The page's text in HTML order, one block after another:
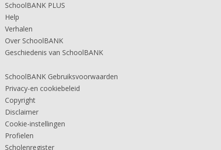
SchoolBANK PLUS
Help
Verhalen
Over SchoolBANK
Geschiedenis van SchoolBANK
SchoolBANK Gebruiksvoorwaarden
Privacy-en cookiebeleid
Copyright
Disclaimer
Cookie-instellingen
Profielen
Scholenregister